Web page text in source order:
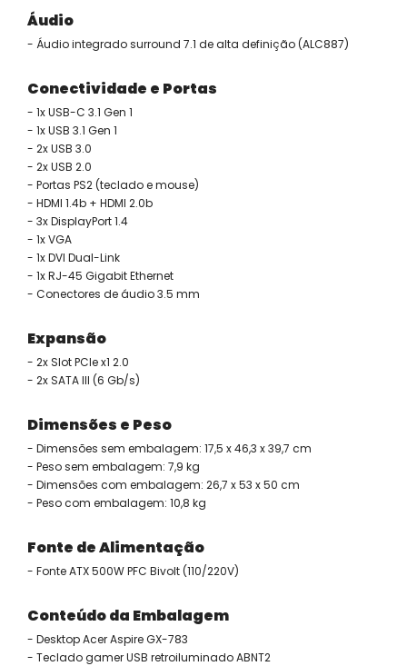
Áudio
- Áudio integrado surround 7.1 de alta definição (ALC887)
Conectividade e Portas
- 1x USB-C 3.1 Gen 1
- 1x USB 3.1 Gen 1
- 2x USB 3.0
- 2x USB 2.0
- Portas PS2 (teclado e mouse)
- HDMI 1.4b + HDMI 2.0b
- 3x DisplayPort 1.4
- 1x VGA
- 1x DVI Dual-Link
- 1x RJ-45 Gigabit Ethernet
- Conectores de áudio 3.5 mm
Expansão
- 2x Slot PCIe x1 2.0
- 2x SATA III (6 Gb/s)
Dimensões e Peso
- Dimensões sem embalagem: 17,5 x 46,3 x 39,7 cm
- Peso sem embalagem: 7,9 kg
- Dimensões com embalagem: 26,7 x 53 x 50 cm
- Peso com embalagem: 10,8 kg
Fonte de Alimentação
- Fonte ATX 500W PFC Bivolt (110/220V)
Conteúdo da Embalagem
- Desktop Acer Aspire GX-783
- Teclado gamer USB retroiluminado ABNT2